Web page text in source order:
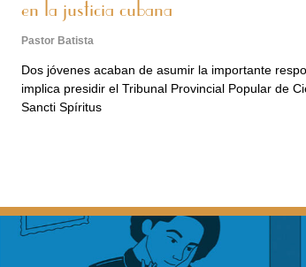
en la justicia cubana
Pastor Batista
Dos jóvenes acaban de asumir la importante
implica presidir el Tribunal Provincial Popular de
Sancti Spíritus